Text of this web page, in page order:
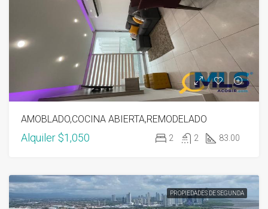
AMOBLADO,COCINA ABIERTA,REMODELADO
Alquiler $1,050 2 2 83.00
PROPIEDADES DE SEGUNDA